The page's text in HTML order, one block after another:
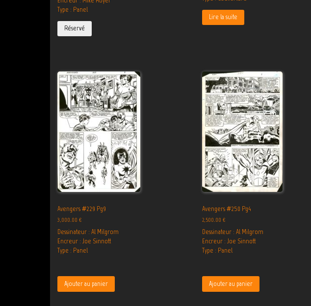
Type : Panel
Réservé
Lire la suite
Avengers #229 Pg9
3,000.00 €
Dessinateur : Al Milgrom
Encreur : Joe Sinnott
Type : Panel
Ajouter au panier
Avengers #250 Pg4
2,500.00 €
Dessinateur : Al Milgrom
Encreur : Joe Sinnott
Type : Panel
Ajouter au panier